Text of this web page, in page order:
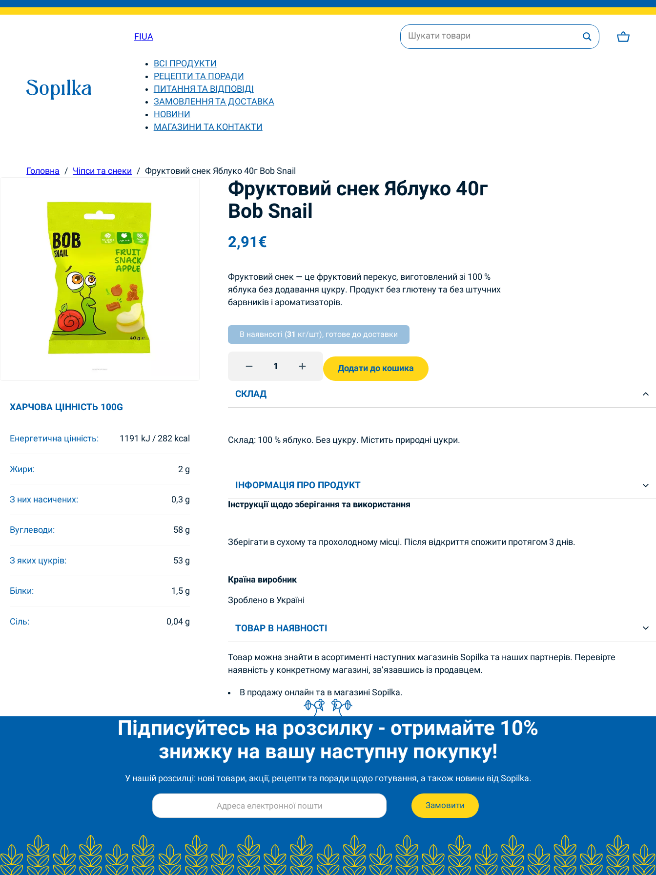
FIUA
ВСІ ПРОДУКТИ
РЕЦЕПТИ ТА ПОРАДИ
ПИТАННЯ ТА ВІДПОВІДІ
ЗАМОВЛЕННЯ ТА ДОСТАВКА
НОВИНИ
МАГАЗИНИ ТА КОНТАКТИ
Головна / Чіпси та снеки / Фруктовий снек Яблуко 40г Bob Snail
Фруктовий снек Яблуко 40г
Bob Snail
2,91€
Фруктовий снек — це фруктовий перекус, виготовлений зі 100 %
яблука без додавання цукру. Продукт без глютену та без штучних
барвників і ароматизаторів.
В наявності (31 кг/шт), готове до доставки
Фруктовий снек Яблуко 40г Bob Snail quantity
Додати до кошика
ХАРЧОВА ЦІННІСТЬ 100G
Енергетична цінність: 1191 kJ / 282 kcal
Жири: 2 g
З них насичених: 0,3 g
Вуглеводи: 58 g
З яких цукрів: 53 g
Білки: 1,5 g
Сіль: 0,04 g
СКЛАД
Склад: 100 % яблуко. Без цукру. Містить природні цукри.
ІНФОРМАЦІЯ ПРО ПРОДУКТ
Інструкції щодо зберігання та використання
Зберігати в сухому та прохолодному місці. Після відкриття спожити протягом 3 днів.
Країна виробник
Зроблено в Україні
ТОВАР В НАЯВНОСТІ
Товар можна знайти в асортименті наступних магазинів Sopilka та наших партнерів. Перевірте
наявність у конкретному магазині, зв’язавшись із продавцем.
В продажу онлайн та в магазині Sopilka.
Підписуйтесь на розсилку - отримайте 10%
знижку на вашу наступну покупку!
У нашій розсилці: нові товари, акції, рецепти та поради щодо готування, а також новини від Sopilka.
Замовити